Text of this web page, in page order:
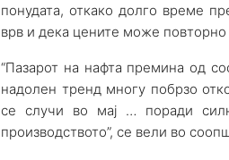
понудата, откако долго време
врв и дека цените може
“Пазарот на нафта премина од
надолен тренд многу побрзо
се случи во мај … поради
производството”, се вели во